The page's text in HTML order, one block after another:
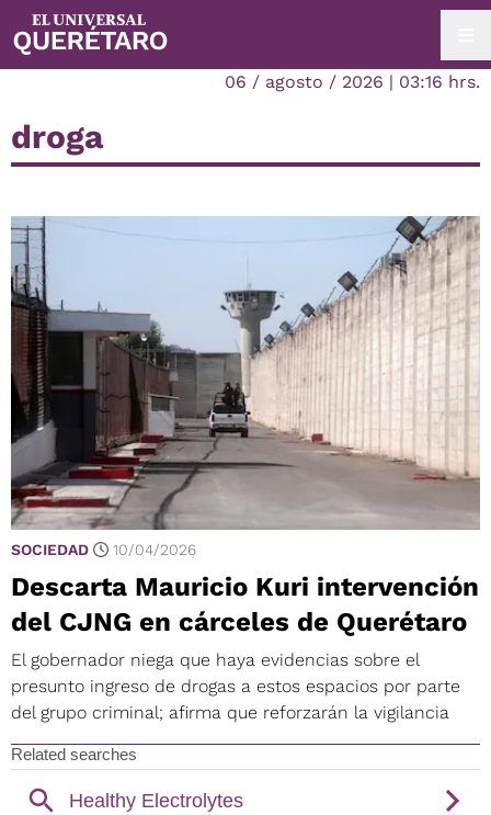
06 / agosto / 2026 | 03:16 hrs.
droga
SOCIEDAD 10/04/2026
Descarta Mauricio Kuri intervención
del CJNG en cárceles de Querétaro
El gobernador niega que haya evidencias sobre el
presunto ingreso de drogas a estos espacios por parte
del grupo criminal; afirma que reforzarán la vigilancia